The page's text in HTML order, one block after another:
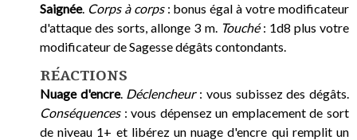
Saignée. Corps à corps : bonus égal à votre modificateur
d'attaque des sorts, allonge 3 m. Touché: 1d8 plus votre
modificateur de Sagesse dégâts contondants.
RÉACTIONS
Nuage d'encre. Déclencheur: vous subissez des dégâts.
Conséquences : vous dépensez un emplacement de sort
de niveau 1+ et libérez un nuage d'encre qui remplit un